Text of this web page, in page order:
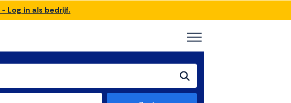
Log in als bedrijf.